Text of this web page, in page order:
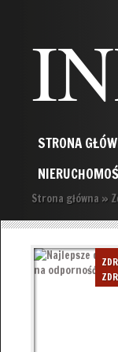
STRONA
Strona główna »